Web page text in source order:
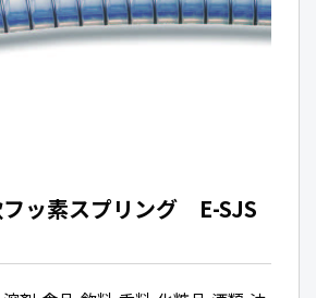
ッ素スプリング E-SJS